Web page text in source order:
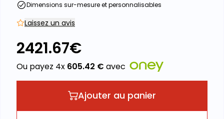
Dimensions sur-mesure et personnalisables
Laissez un avis
2421.67€
Ou payez 4x 605.42 € avec
Ajouter au panier